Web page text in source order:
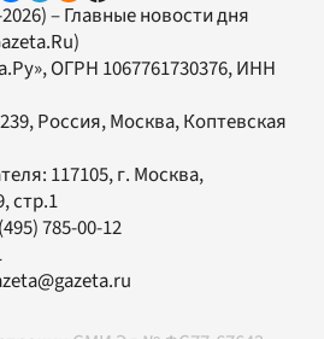
– Главные новости дня
, ОГРН 1067761730376, ИНН
Россия, Москва, Коптевская
117105, г. Москва,
стр.1
785-00-12